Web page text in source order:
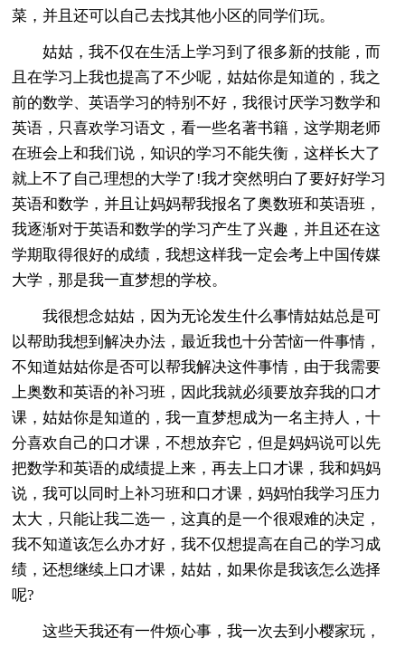
菜，并且还可以自己去找其他小区的同学们玩。
姑姑，我不仅在生活上学习到了很多新的技能，而
且在学习上我也提高了不少呢，姑姑你是知道的，我之
前的数学、英语学习的特别不好，我很讨厌学习数学和
英语，只喜欢学习语文，看一些名著书籍，这学期老师
在班会上和我们说，知识的学习不能失衡，这样长大了
就上不了自己理想的大学了!我才突然明白了要好好学习
英语和数学，并且让妈妈帮我报名了奥数班和英语班，
我逐渐对于英语和数学的学习产生了兴趣，并且还在这
学期取得很好的成绩，我想这样我一定会考上中国传媒
大学，那是我一直梦想的学校。
我很想念姑姑，因为无论发生什么事情姑姑总是可
以帮助我想到解决办法，最近我也十分苦恼一件事情，
不知道姑姑你是否可以帮我解决这件事情，由于我需要
上奥数和英语的补习班，因此我就必须要放弃我的口才
课，姑姑你是知道的，我一直梦想成为一名主持人，十
分喜欢自己的口才课，不想放弃它，但是妈妈说可以先
把数学和英语的成绩提上来，再去上口才课，我和妈妈
说，我可以同时上补习班和口才课，妈妈怕我学习压力
太大，只能让我二选一，这真的是一个很艰难的决定，
我不知道该怎么办才好，我不仅想提高在自己的学习成
绩，还想继续上口才课，姑姑，如果你是我该怎么选择
呢?
这些天我还有一件烦心事，我一次去到小樱家玩，